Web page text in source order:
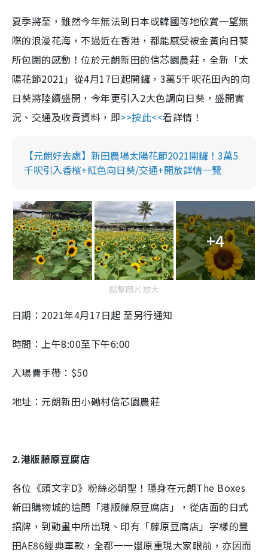
夏季將至，雖然今年無法到日本或韓國等地欣賞一望無
際的浪漫花海，不過近在香港，都能感受被金黃向日葵
所包圍的感動！位於元朗新田的信芯園農莊，全新「太
陽花節2021」從4月17日起開鑼，3萬5千呎花田內的向
日葵將陸續盛開，今年更引入2大色調向日葵，盛開實
況、交通及收費資料，即>>按此<<看詳情！
【元朗好去處】新田農場太陽花節2021開鑼！3萬5
千呎引入香檳+紅色向日葵/交通+開放詳情一覽
+4
點擊圖片放大
日期：2021年4月17日起 至另行通知
時間：上午8:00至下午6:00
入場費手帶：$50
地址：元朗新田小磡村信芯園農莊
2.港版藤原豆腐店
各位《頭文字D》粉絲必朝聖！隱身在元朗The Boxes
新田購物城的這間「港版藤原豆腐店」，從店面的日式
招牌，到動畫中所出現、印有「藤原豆腐店」字樣的豐
田AE86經典車款，全都一一還原重現大家眼前，亦因而